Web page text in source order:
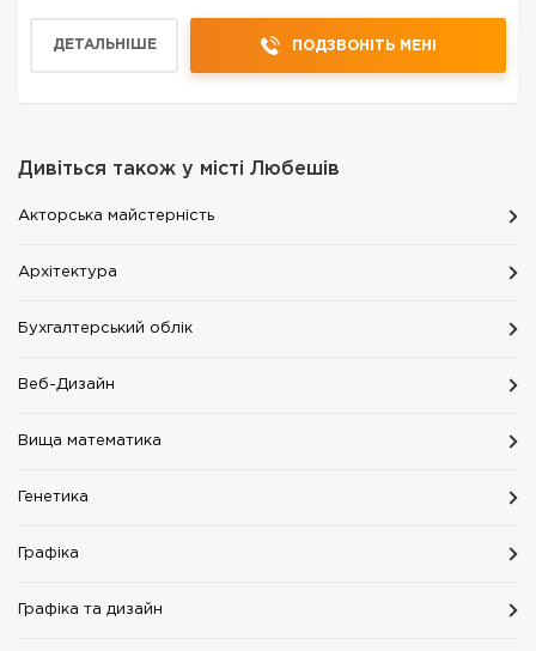
ДЕТАЛЬНІШЕ ПОДЗВОНІТЬ МЕНІ
Дивіться також у місті Любешів
Акторська майстерність
Архітектура
Бухгалтерський облік
Веб-Дизайн
Вища математика
Генетика
Графіка
Графіка та дизайн